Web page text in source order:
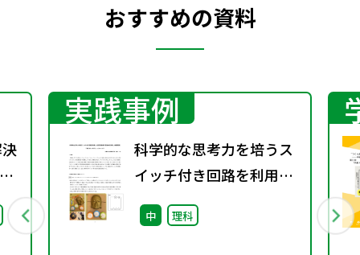
おすすめの資料
実践事例
科学的な思考力を培うス
イッチ付き回路を利用し
た演示実験用学習教材を
活用した授業実践
中 理科